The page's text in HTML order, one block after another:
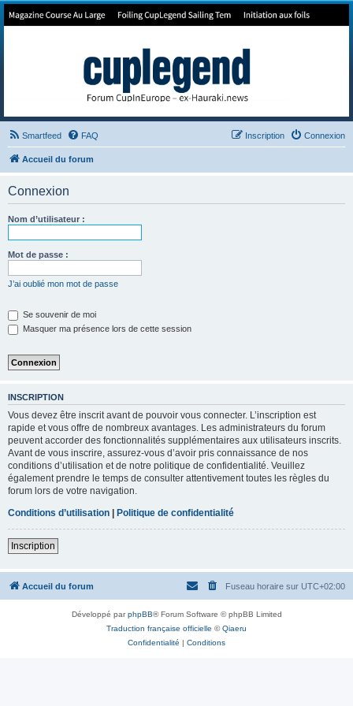
Forum de Cup In Europe
Smartfeed FAQ Connexion
Inscription
Accueil du forum
Connexion
Nom d’utilisateur :
Mot de passe :
J’ai oublié mon mot de passe
Se souvenir de moi
Masquer ma présence lors de cette session
INSCRIPTION
Vous devez être inscrit avant de pouvoir vous connecter. L’inscription est
rapide et vous offre de nombreux avantages. Les administrateurs du forum
peuvent accorder des fonctionnalités supplémentaires aux utilisateurs inscrits.
Avant de vous inscrire, assurez-vous d’avoir pris connaissance de nos
conditions d’utilisation et de notre politique de confidentialité. Veuillez
également prendre le temps de consulter attentivement toutes les règles du
forum lors de votre navigation.
Conditions d’utilisation
Politique de confidentialité
Inscription
Accueil du forum Fuseau horaire sur UTC+02:00
Développé parphpBB® Forum Software © phpBB Limited
Traduction française officielle ©Qiaeru
Confidentialité | Conditions